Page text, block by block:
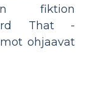
fiktion
That -
ohjaavat